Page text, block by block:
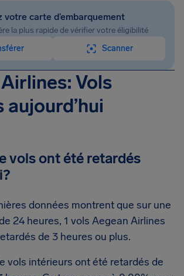
votre carte d’embarquement
la plus rapide de vérifier votre éligibilité
Scanner
Vols
vols ont été retardés
données montrent que sur une
24 heures, 1 vols Aegean Airlines
de 3 heures ou plus.
vols intérieurs ont été retardés de